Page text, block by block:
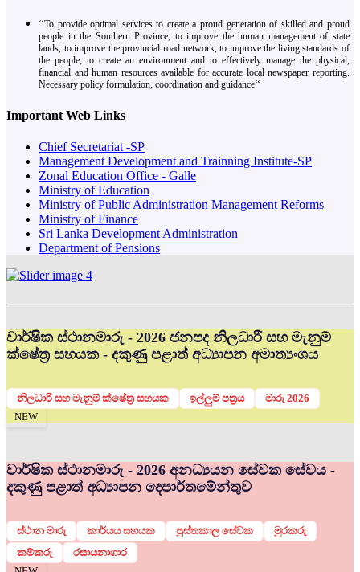
‘‘To provide optimal services to create a proud generation of skilled and proud
people in the Southern Province, to improve the human management of state
lands, to improve the provincial road network, to improve the living standards of
the people, to create an environment and to effectively manage the physical,
financial and human resources available for accurate local newspaper reporting.
Necessary policy formulation, coordination and guidance‘‘
Important Web Links
Chief Secretariat -SP
Management Development and Trainning Institute-SP
Zonal Education Office - Galle
Ministry of Education
Ministry of Public Administration Management Reforms
Ministry of Finance
Sri Lanka Development Administration
Department of Pensions
වාර්ෂික ස්ථානමාරු - 2026 ජනපද නිලධාරී සහ මැනුම්
ක්ෂේත්‍ර සහයක - දකුණු පළාත් අධ්‍යාපන අමාත්‍යංශය
නිලධාරි සහ මැනුම් ක්ෂේත්‍ර සහයක ඉල්ලුම් පත්‍රය
මාරු 2026
NEW
වාර්ෂික ස්ථානමාරු - 2026 අනධ්‍යයන සේවක සේවය -
දකුණු පළාත් අධ්‍යාපන දෙපාර්තමේන්තුව
ස්ථාන මාරු කාර්යය සහයක පුස්තකාල සේවක
මුරකරු
කම්කරු
රසායනාගාර